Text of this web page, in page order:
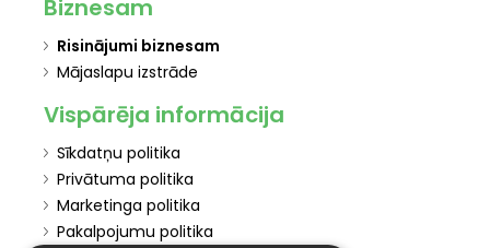
Biznesam
Risinājumi biznesam
Mājaslapu izstrāde
Vispārēja informācija
Sīkdatņu politika
Privātuma politika
Marketinga politika
Pakalpojumu politika